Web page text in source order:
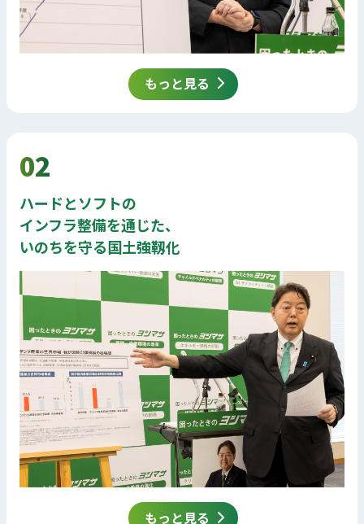
もっと見る
02
ハードとソフトの
インフラ整備を通じた、
いのちを守る国土強靱化
もっと見る